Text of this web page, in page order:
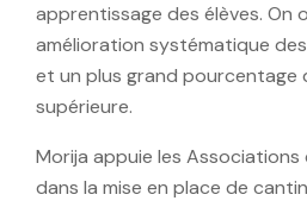
apprentissage des élèves. On
amélioration systématique
et un plus grand pourcentage
supérieure.
Morija appuie les Associations
dans la mise en place de